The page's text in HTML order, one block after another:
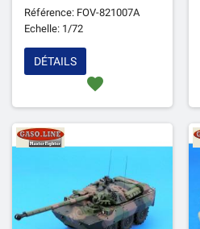
LEG. "3RD MARINE
AIRCRAFT WING" MAG-39
Référence: FOV-821007A
Echelle: 1/72
favorite
DÉTAILS